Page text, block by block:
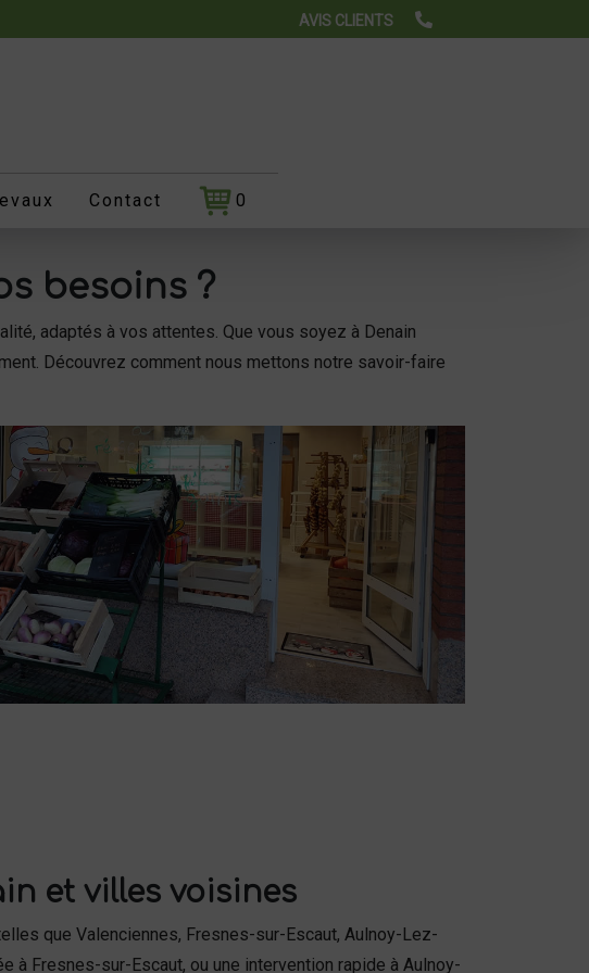
AVIS CLIENTS
Contact 0
besoins ?
adaptés à vos attentes. Que vous soyez à Denain
Découvrez comment nous mettons notre savoir-faire
et villes voisines
que Valenciennes, Fresnes-sur-Escaut, Aulnoy-Lez-
à Fresnes-sur-Escaut, ou une intervention rapide à Aulnoy-